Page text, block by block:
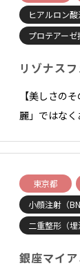
ヒアルロン酸
プロテアーゼ
リゾナス
【美しさの
麗」ではな
東京都
小顔注射（
二重整形（埋
銀座マイ